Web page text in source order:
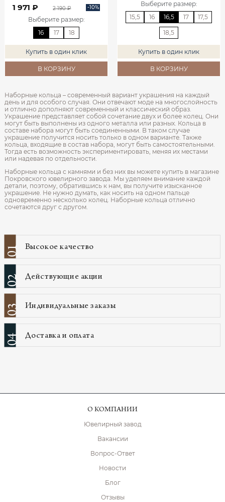
1 971 ₽ 2 190 ₽ -10%
Выберите размер:
16
17 18
Купить в один клик
В КОРЗИНУ
Выберите размер:
15,5
16 16,5 17 17,5
18,5
Купить в один клик
В КОРЗИНУ
Наборные кольца – современный вариант украшения на каждый
день и для особого случая. Они отвечают моде на многослойность
и отлично дополняют современный и классический образ.
Украшение представляет собой сочетание двух и более колец. Они
могут быть выполнены из одного металла или разных. Кольца в
составе набора могут быть соединенными. В таком случае
украшение получится носить только в одном варианте. Также
кольца, входящие в состав набора, могут быть самостоятельными.
Тогда есть возможность экспериментировать, меняя их местами
или надевая по отдельности.
Наборные кольца с камнями и без них вы можете купить в магазине
Покровского ювелирного завода. Мы уделяем внимание каждой
детали, поэтому, обратившись к нам, вы получите изысканное
украшение. Не нужно думать, как носить на одном пальце
одновременно несколько колец. Наборные кольца отлично
сочетаются друг с другом.
01 Высокое качество
02 Действующие акции
03 Индивидуальные заказы
04 Доставка и оплата
О КОМПАНИИ
Ювелирный завод
Вакансии
Вопрос-Ответ
Новости
Блог
Отзывы